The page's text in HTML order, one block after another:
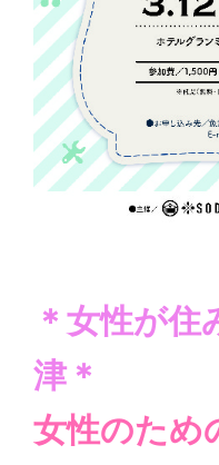
＊女性が
津＊
女性のため